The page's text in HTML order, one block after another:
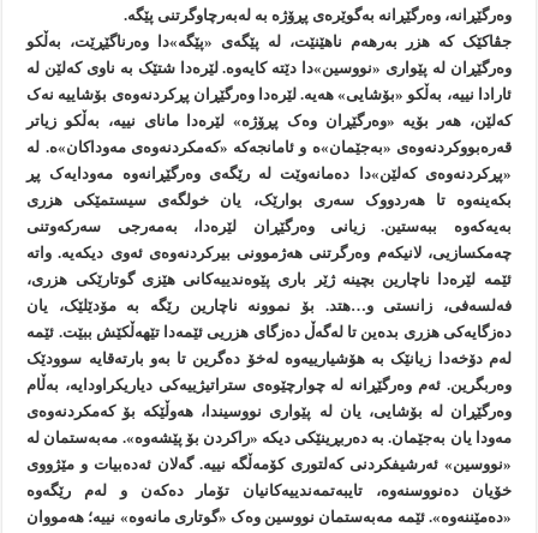
وەرگێڕانە، وەرگێڕانە بەگوێرەی پڕۆژە بە لەبەرچاوگرتنی پێگە.
جڤاکێک کە هزر بەرهەم ناهێنێت، لە پێگەی «پێگە»دا وەرناگێڕێت، بەڵکو
وەرگێڕان لە پێواری «نووسین»دا دێتە کایەوە. لێرەدا شتێک بە ناوی کەلێن لە
ئارادا نییە، بەڵکو «بۆشایی» هەیە. لێرەدا وەرگێڕان پڕکردنەوەی بۆشاییە نەک
کەلێن، هەر بۆیە «وەرگێڕان وەک پڕۆژە» لێرەدا مانای نییە، بەڵکو زیاتر
قەرەبووکردنەوەی «بەجێمان»ە و ئامانجەکە «کەمکردنەوەی مەوداکان»ە. لە
«پڕکردنەوەی کەلێن»دا دەمانەوێت لە رێگەی وەرگێڕانەوە مەودایەک پڕ
بکەینەوە تا هەردووک سەری بوارێک، یان خولگەی سیستمێکی هزری
بەیەکەوە ببەستین. زیانی وەرگێڕان لێرەدا، بەمەرجی سەرکەوتنی
چەمکسازیی، لانیکەم وەرگرتنی هەژموونی بیرکردنەوەی ئەوی دیکەیە. واتە
ئێمە لێرەدا ناچارین بچینە ژێر باری پێوەندییەکانی هێزی گوتارێکی هزری،
فەلسەفی، زانستی و…هتد. بۆ نموونە ناچارین رێگە بە مۆدێلێک، یان
دەزگایەکی هزری بدەین تا لەگەڵ دەزگای هزریی ئێمەدا تێهەڵکێش ببێت. ئێمە
لەم دۆخەدا زیانێک بە هۆشیارییەوە لەخۆ دەگرین تا بەو بارتەقایە سوودێک
وەربگرین. ئەم وەرگێڕانە لە چوارچێوەی ستراتیژییەکی دیاریکراودایە، بەڵام
وەرگێڕان لە بۆشایی، یان لە پێواری نووسیندا، هەوڵێکە بۆ کەمکردنەوەی
مەودا یان بەجێمان. بە دەربڕینێکی دیکە «راکردن بۆ پێشەوە». مەبەستمان لە
«نووسین» ئەرشیفکردنی کەلتوری کۆمەڵگە نییە. گەلان ئەدەبیات و مێژووی
خۆیان دەنووسنەوە، تایبەتمەندییەکانیان تۆمار دەکەن و لەم رێگەوە
«دەمێننەوە». ئێمە مەبەستمان نووسین وەک «گوتاری مانەوە» نییە؛ هەمووان